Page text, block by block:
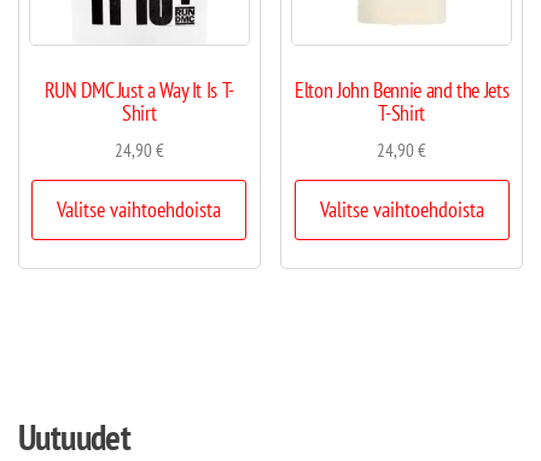
RUN DMC Just a Way It Is T-
Shirt
24,90€
Valitse vaihtoehdoista
Elton John Bennie and the Jets
T-Shirt
24,90€
Valitse vaihtoehdoista
Uutuudet